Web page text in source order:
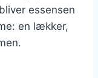
essensen
en lækker,